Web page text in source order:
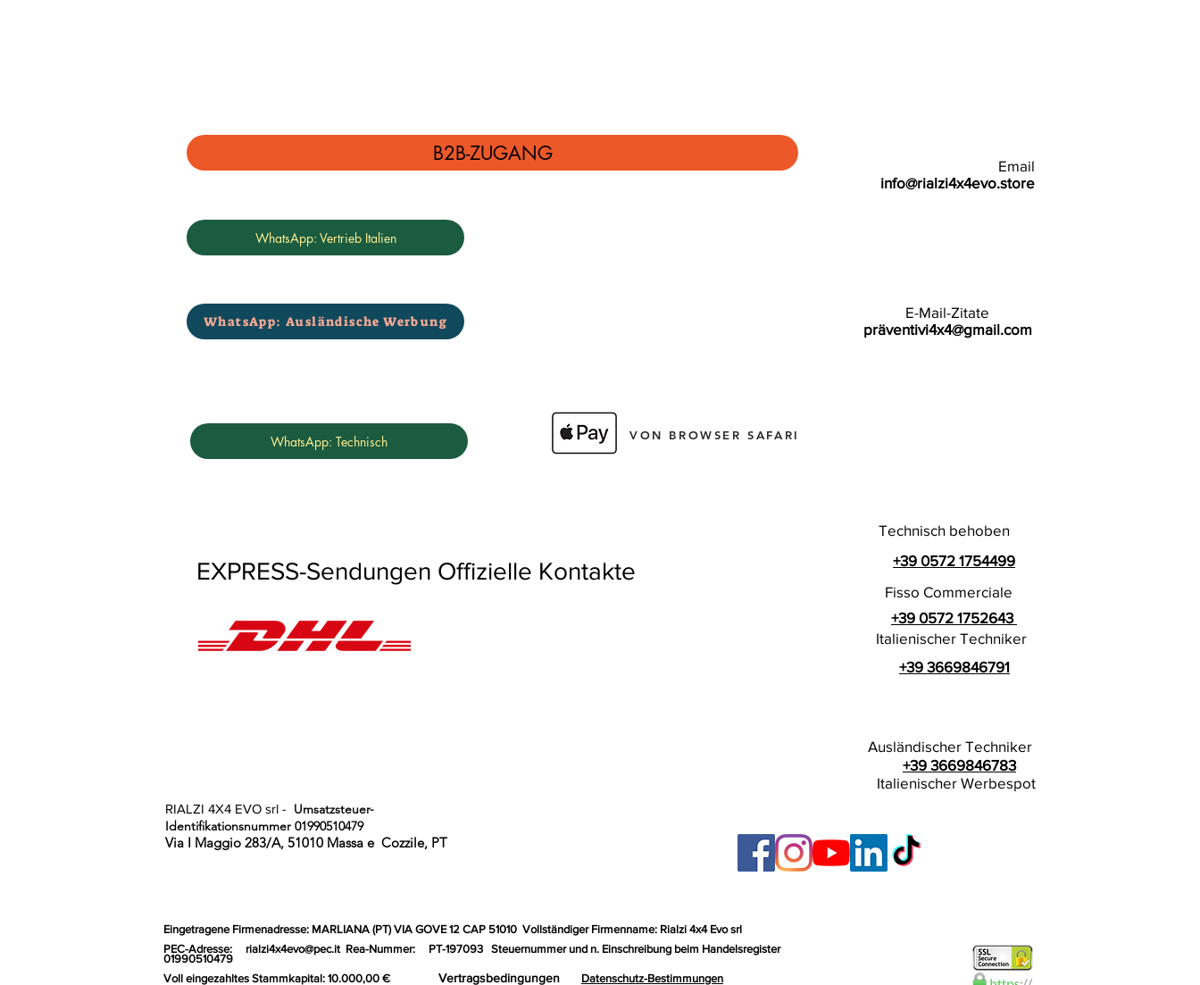
B2B-ZUGANG
Email
info@rialzi4x4evo.store
WhatsApp: Vertrieb Italien
WhatsApp: Ausländische Werbung
E-Mail-Zitate
präventivi4x4@gmail.com
WhatsApp: Technisch VON BROWSER SAFARI
Technisch behoben
EXPRESS-Sendungen Offizielle Kontakte
+39 0572 1754499
Fisso Commerciale
+39 0572 1752643
Italienischer Techniker
+39 3669846791
Ausländischer Techniker
+39 3669846783
Italienischer Werbespot
RIALZI 4X4 EVO srl - Umsatzsteuer-
Identifikationsnummer 01990510479
Via I Maggio 283/A, 51010 Massa e Cozzile, PT
Eingetragene Firmenadresse: MARLIANA (PT) VIA GOVE 12 CAP 51010 Vollständiger Firmenname: Rialzi 4x4 Evo srl
PEC-Adresse:
rialzi4x4evo@pec.it Rea-Nummer: PT-197093 Steuernummer und n. Einschreibung beim Handelsregister
01990510479
Voll eingezahltes Stammkapital: 10.000,00 €
Vertragsbedingungen Datenschutz-Bestimmungen